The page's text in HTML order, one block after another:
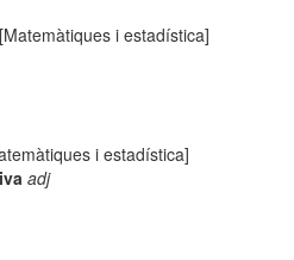
[Matemàtiques i estadística]
i estadística]
adj